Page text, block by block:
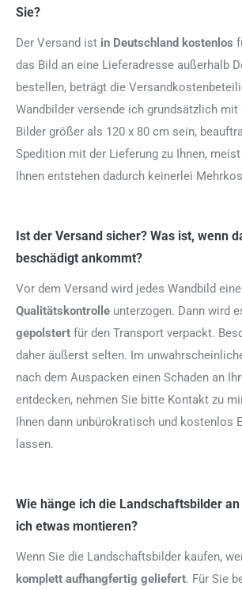
Sie?
Der Versand ist in Deutschland kostenlos
das Bild an eine Lieferadresse außerhalb
bestellen, beträgt die
Wandbilder versende ich grundsätzlich mit
Bilder größer als 120 x 80 cm sein,
Spedition mit der Lieferung zu Ihnen, meist
Ihnen entstehen dadurch keinerlei
Ist der Versand sicher? Was ist, wenn
beschädigt ankommt?
Vor dem Versand wird jedes Wandbild
Qualitätskontrolle unterzogen. Dann wird
gepolstert für den Transport verpackt.
daher äußerst selten. Im
nach dem Auspacken einen Schaden an
entdecken, nehmen Sie bitte Kontakt zu
Ihnen dann unbürokratisch und kostenlos
lassen.
Wie hänge ich die Landschaftsbilder
ich etwas montieren?
Wenn Sie die Landschaftsbilder kaufen,
komplett aufhangfertig geliefert. Für Sie